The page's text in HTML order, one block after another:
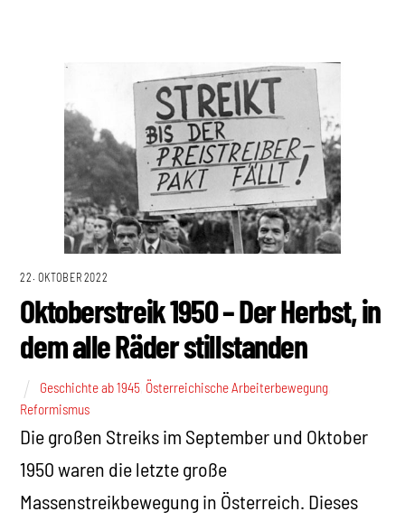
22. OKTOBER 2022
Oktoberstreik 1950 – Der Herbst, in
dem alle Räder stillstanden
Geschichte ab 1945 Österreichische Arbeiterbewegung
Reformismus
Die großen Streiks im September und Oktober
1950 waren die letzte große
Massenstreikbewegung in Österreich. Dieses